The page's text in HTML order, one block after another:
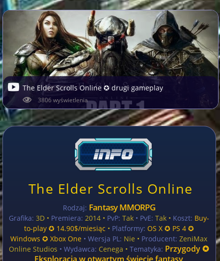
The Elder Scrolls Online ✪ drugi gameplay
3806 wyświetlenia
The Elder Scrolls Online
Rodzaj: Fantasy MMORPG
Grafika: 3D • Premiera: 2014 • PvP: Tak• PvE: Tak • Koszt: Buy-
to-play ✪ 14.90$/miesiąc • Platformy: OS X ✪ PS 4 ✪
Windows ✪ Xbox One • Wersja PL: Nie • Producent: ZeniMax
Online Studios • Wydawca: Cenega •Tematyka: Przygody ✪